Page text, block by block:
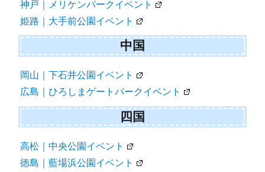
神戸｜メリケンパークイベント
姫路｜大手前公園イベント
中国
岡山｜下石井公園イベント
広島｜ひろしまゲートパークイベント
四国
高松｜中央公園イベント
徳島｜藍場浜公園イベント